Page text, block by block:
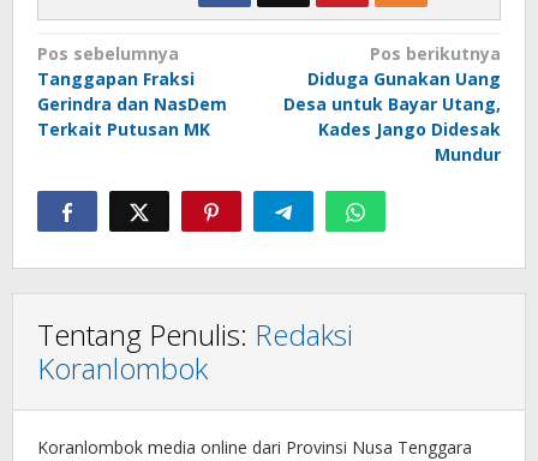
Navigasi
pos
Pos sebelumnya
Tanggapan Fraksi
Gerindra dan NasDem
Terkait Putusan MK
Pos berikutnya
Diduga Gunakan Uang
Desa untuk Bayar Utang,
Kades Jango Didesak
Mundur
Tentang Penulis: Redaksi
Koranlombok
Koranlombok media online dari Provinsi Nusa Tenggara